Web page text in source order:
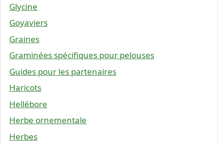
Glycine
Goyaviers
Graines
Graminées spécifiques pour pelouses
Guides pour les partenaires
Haricots
Hellébore
Herbe ornementale
Herbes